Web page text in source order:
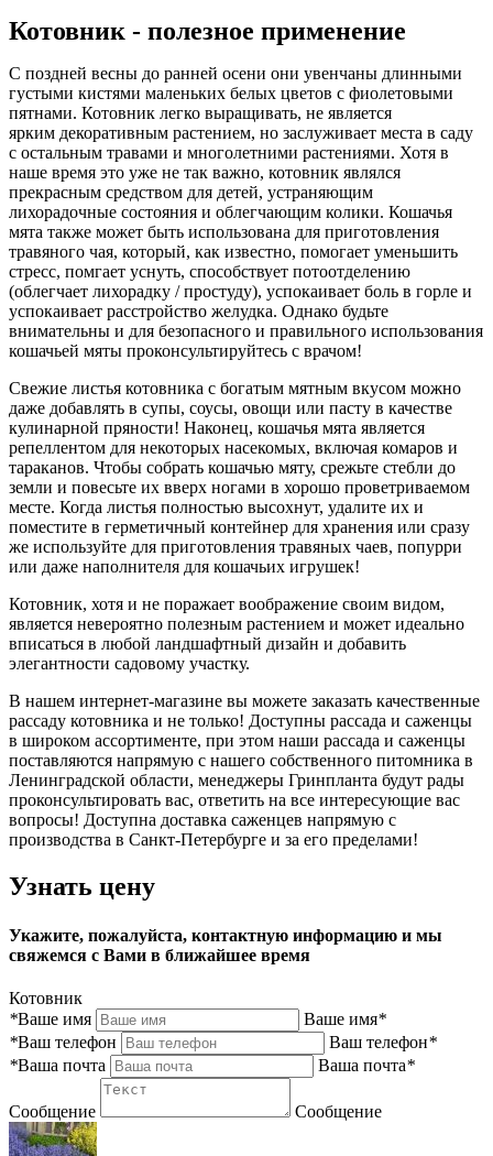
Котовник - полезное применение
С поздней весны до ранней осени они увенчаны длинными
густыми кистями маленьких белых цветов с фиолетовыми
пятнами. Котовник легко выращивать, не является
ярким декоративным растением, но заслуживает места в саду
с остальным травами и многолетними растениями. Хотя в
наше время это уже не так важно, котовник являлся
прекрасным средством для детей, устраняющим
лихорадочные состояния и облегчающим колики. Кошачья
мята также может быть использована для приготовления
травяного чая, который, как известно, помогает уменьшить
стресс, помгает уснуть, способствует потоотделению
(облегчает лихорадку / простуду), успокаивает боль в горле и
успокаивает расстройство желудка. Однако будьте
внимательны и для безопасного и правильного использования
кошачьей мяты проконсультируйтесь с врачом!
Свежие листья котовника с богатым мятным вкусом можно
даже добавлять в супы, соусы, овощи или пасту в качестве
кулинарной пряности! Наконец, кошачья мята является
репеллентом для некоторых насекомых, включая комаров и
тараканов. Чтобы собрать кошачью мяту, срежьте стебли до
земли и повесьте их вверх ногами в хорошо проветриваемом
месте. Когда листья полностью высохнут, удалите их и
поместите в герметичный контейнер для хранения или сразу
же используйте для приготовления травяных чаев, попурри
или даже наполнителя для кошачьих игрушек!
Котовник, хотя и не поражает воображение своим видом,
является невероятно полезным растением и может идеально
вписаться в любой ландшафтный дизайн и добавить
элегантности садовому участку.
В нашем интернет-магазине вы можете заказать качественные
рассаду котовника и не только! Доступны рассада и саженцы
в широком ассортименте, при этом наши рассада и саженцы
поставляются напрямую с нашего собственного питомника в
Ленинградской области, менеджеры Гринпланта будут рады
проконсультировать вас, ответить на все интересующие вас
вопросы! Доступна доставка саженцев напрямую с
производства в Санкт-Петербурге и за его пределами!
Узнать цену
Укажите, пожалуйста, контактную информацию и мы
свяжемся с Вами в ближайшее время
Котовник
*Ваше имя Ваше имя*
*Ваш телефон Ваш телефон*
*Ваша почта Ваша почта*
Сообщение Сообщение